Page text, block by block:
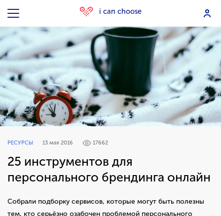
i can choose
РЕСУРСЫ 13 мая 2016 17662
25 инструментов для
персонального брендинга онлайн
Собрали подборку сервисов, которые могут быть полезны
тем, кто серьёзно озабочен проблемой персонального